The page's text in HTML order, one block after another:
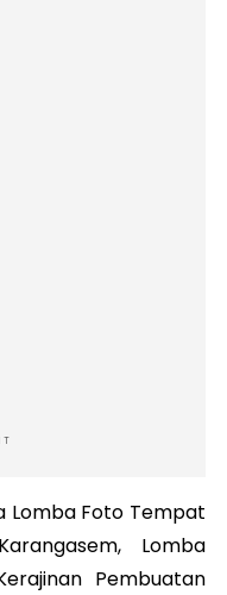
Lomba Foto Tempat
Lomba
Pembuatan